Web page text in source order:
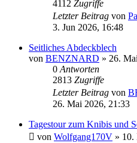
4112 Zugriffe
Letzter Beitrag von
3. Jun 2026, 16:48
Seitliches Abdeckblech
von BENZNARD » 26.
0 Antworten
2813 Zugriffe
Letzter Beitrag von
26. Mai 2026, 21:33
Tagestour zum Knibis und
von Wolfgang170V » 10.